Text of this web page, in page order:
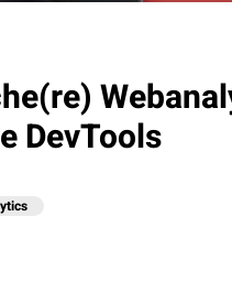
DevTools